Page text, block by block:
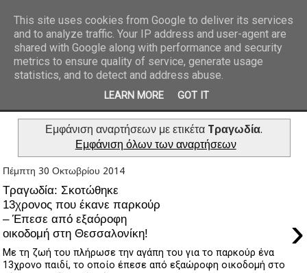
REPORTAZ NET
Εμφάνιση αναρτήσεων με ετικέτα Tραγωδία.
Εμφάνιση όλων των αναρτήσεων
Πέμπτη 30 Οκτωβρίου 2014
Tραγωδία: Σκοτώθηκε
13χρονος που έκανε παρκούρ
– Έπεσε από εξαόροφη
οικοδομή στη Θεσσαλονίκη!
›
Με τη ζωή του πλήρωσε την αγάπη του για το παρκούρ ένα
13χρονο παιδί, το οποίο έπεσε από εξαώροφη οικοδομή στο
This site uses cookies from Google to deliver its services
and to analyze traffic. Your IP address and user-agent are
shared with Google along with performance and security
metrics to ensure quality of service, generate usage
statistics, and to detect and address abuse.
LEARN MORE GOT IT